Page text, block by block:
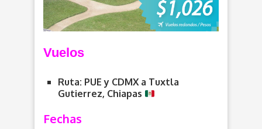
Vuelos
Ruta: PUE y CDMX a Tuxtla
Gutierrez, Chiapas
Fechas